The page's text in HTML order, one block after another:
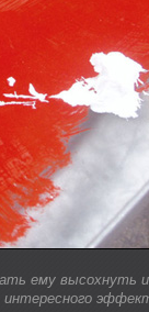
ему высохнуть
интересного